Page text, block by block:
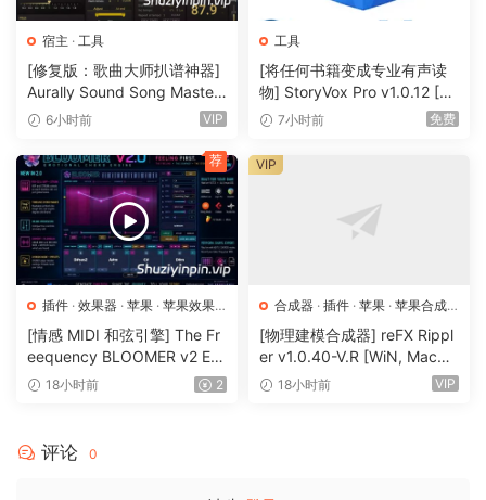
NEURAL MIX™
• Isolate vocals, drums, bass lines, and instrumentals in
real-time
• FX routing: apply audio effects to individual components
of music (Vocal Echo, Harmonic Filter, Drum Reverb, and
more)
• Loop routing: Loop the beat while the melody of the
same song continues playing, and vice versa
• AI crossfades: seamlessly blend and swap drums, bass
lines, or vocals of two tracks
• AI waveforms: see vocals, drums, and harmonic
waveforms per track side by side
MUSIC PRODUCTION TOOLS
• Sequencer: create instant beats on top of music
• Beat-matched sequencing of drums and samples
宿主 · 工具
[修复版：歌曲大师扒谱神器]
Aurally Sound Song Master
PRO v5.0.02 REV 1 [WiN]
6小时前 VIP
工具
[将任何书籍变成专业有声读
物] StoryVox Pro v1.0.12 [Wi
N]（720MB）
7小时前 免费
插件 · 效果器 · 苹果 · 苹果效果
器
[情感 MIDI 和弦引擎] The Fr
eequency BLOOMER v2 Em
otional Chord Engine [WiN,
18小时前 2
荐
合成器 · 插件 · 苹果 · 苹果合成
器
[物理建模合成器] reFX Rippl
er v1.0.40-V.R [WiN, MacO
SX]（55MB）
18小时前 VIP
VIP
评论 0